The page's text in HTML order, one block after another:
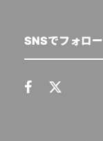
SNSでフォロ